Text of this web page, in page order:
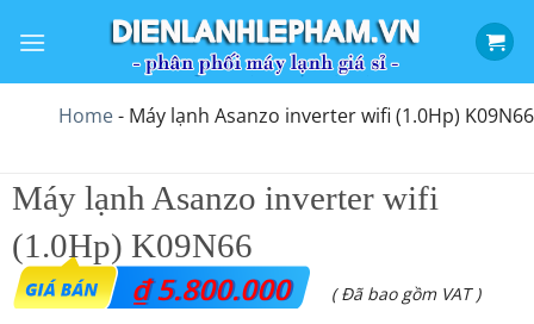
qua
Home- Máy lạnh Asanzo inverter wifi (1.0Hp) K09N66
Máy lạnh Asanzo inverter wifi
(1.0Hp) K09N66
₫5.800.000 ( Đã bao gồm VAT )